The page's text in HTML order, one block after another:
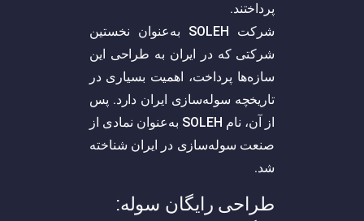
پرداختند.
شرکت SOLEH به‌عنوان نخستین
شرکتی که در ایران به طراحی این
سازه‌ها پرداخت، اهمیت بسیاری در
تاریخچه سوله‌سازی ایران دارد. پس
از آن، نام SOLEH به‌عنوان نمادی از
صنعت سوله‌سازی در ایران شناخته
شد.
طراحی رایگان سوله: